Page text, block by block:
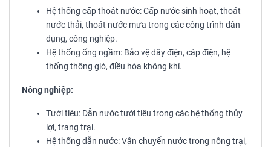
Hệ thống cấp thoát nước: Cấp nước sinh hoạt, thoát
nước thải, thoát nước mưa trong các công trình dân
dụng, công nghiệp.
Hệ thống ống ngầm: Bảo vệ dây điện, cáp điện, hệ
thống thông gió, điều hòa không khí.
Nông nghiệp:
Tưới tiêu: Dẫn nước tưới tiêu trong các hệ thống thủy
lợi, trang trại.
Hệ thống dẫn nước: Vận chuyển nước trong nông trại,